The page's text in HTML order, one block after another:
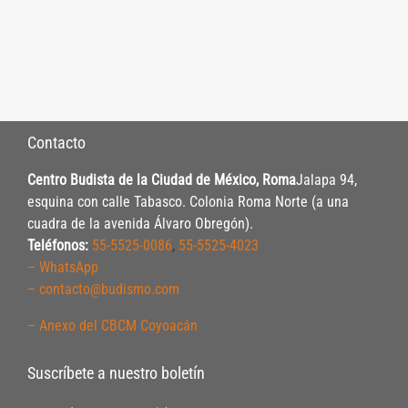
Contacto
Centro Budista de la Ciudad de México, RomaJalapa 94,
esquina con calle Tabasco. Colonia Roma Norte (a una
cuadra de la avenida Álvaro Obregón).
Teléfonos: 55-5525-0086, 55-5525-4023
– WhatsApp
– contacto@budismo.com
– Anexo del CBCM Coyoacán
Suscríbete a nuestro boletín